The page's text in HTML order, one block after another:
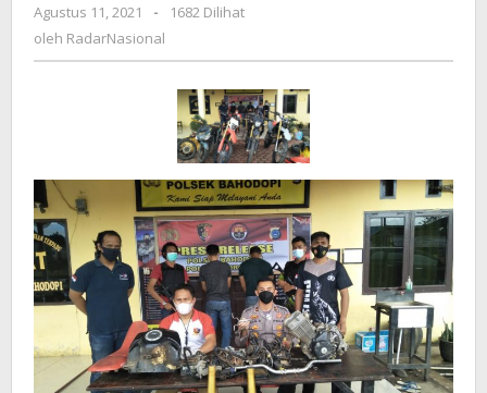
Bahodopi
Barang
Bukti
Agustus 11, 2021
oleh
RadarNasional
-
1682 Dilihat
oleh RadarNasional